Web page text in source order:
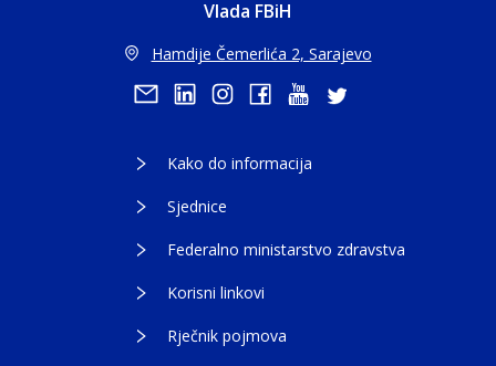
Vlada FBiH
Hamdije Čemerlića 2, Sarajevo
Kako do informacija
Sjednice
Federalno ministarstvo zdravstva
Korisni linkovi
Rječnik pojmova